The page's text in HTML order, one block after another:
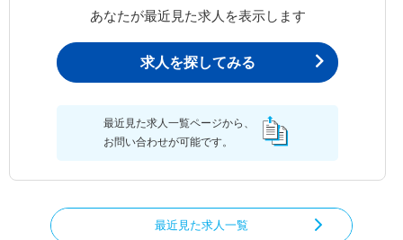
あなたが最近見た求人を表示します
求人を探してみる
最近見た求人一覧ページから、
お問い合わせが可能です。
最近見た求人一覧